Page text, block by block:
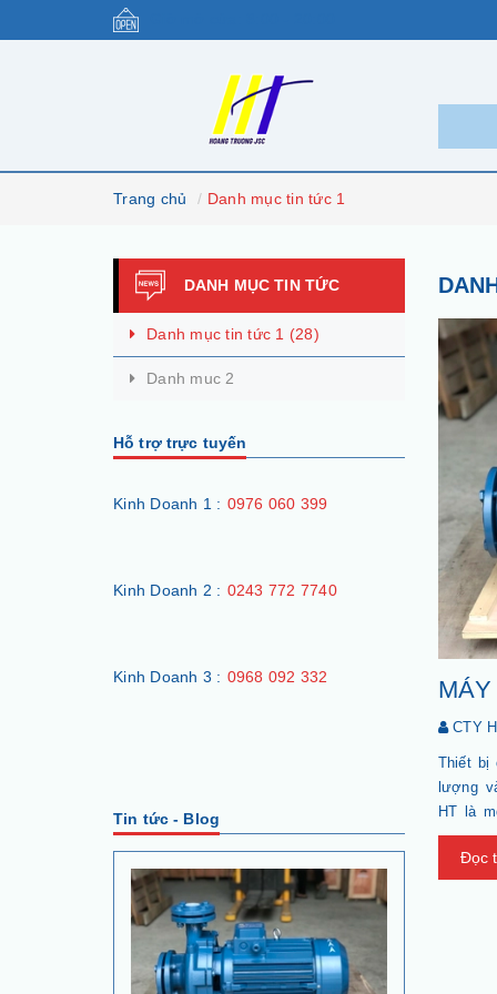
Trang chủ Danh mục tin tức 1
CTY
Thiết bị
lượng
HT là
nam.
Đọc
DANH MỤC TIN TỨC
Danh mục tin tức 1 (28)
Danh muc 2
Hỗ trợ trực tuyến
Kinh Doanh 1 : 0976 060 399
Kinh Doanh 2 : 0243 772 7740
Kinh Doanh 3 : 0968 092 332
Tin tức - Blog